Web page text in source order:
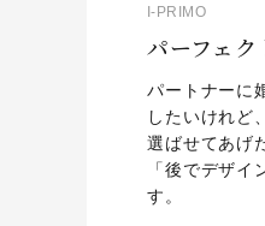
I-PRIMO
パーフェ
パートナーに
したいけれど
選ばせてあげ
「後でデザ
す。